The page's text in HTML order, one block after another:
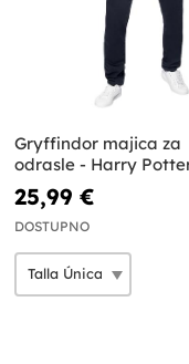
Gryffindor majica za
odrasle - Harry
25,99 €
DOSTUPNO